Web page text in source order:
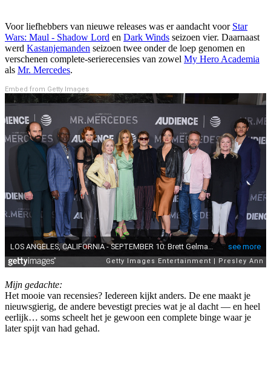
Voor liefhebbers van nieuwe releases was er aandacht voor Star
Wars: Maul - Shadow Lord en Dark Winds seizoen vier. Daarnaast
werd Kastanjemanden seizoen twee onder de loep genomen en
verschenen complete-serierecensies van zowel My Hero Academia
als Mr. Mercedes.
Embed from Getty Images
Mijn gedachte:
Het mooie van recensies? Iedereen kijkt anders. De ene maakt je
nieuwsgierig, de andere bevestigt precies wat je al dacht — en heel
eerlijk… soms scheelt het je gewoon een complete binge waar je
later spijt van had gehad.